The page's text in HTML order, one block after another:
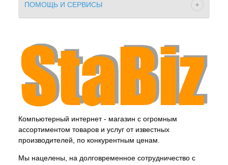
ПОМОЩЬ И СЕРВИСЫ
Компьютерный интернет - магазин с огромным
ассортиментом товаров и услуг от известных
производителей, по конкурентным ценам.
Мы нацелены, на долговременное сотрудничество с